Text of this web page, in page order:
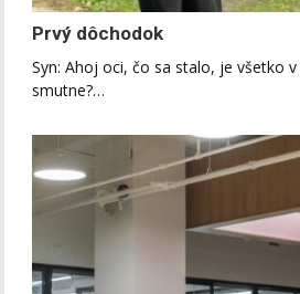
Prvý dôchodok
Syn: Ahoj oci, čo sa stalo, je všetko v
smutne?…